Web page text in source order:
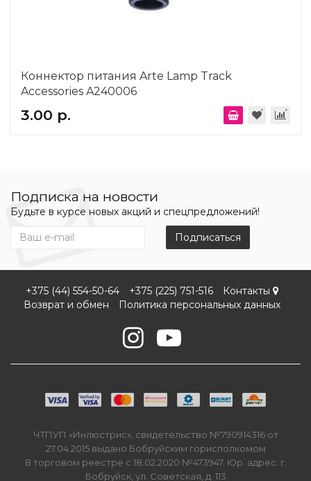
Коннектор питания Arte Lamp Track
Accessories A240006
3.00 р.
Подписка на новости
Будьте в курсе новых акций и спецпредложений!
Подписаться
+375 (44) 554-50-64 +375 (225) 751-516
Контакты
Возврат и обмен
Политика персональных данных
ЧТПУП «Инлюстрис», свидетельство №790914316 от
27.04.2015 выдано Бобруйским горисполкомом
В торговом реестре с 18.02.2020 №473947. Юр. адрес: г.
Бобруйск, ул. Советская, д. 113